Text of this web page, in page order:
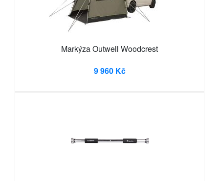
Markýza Outwell Woodcrest
9 960 Kč